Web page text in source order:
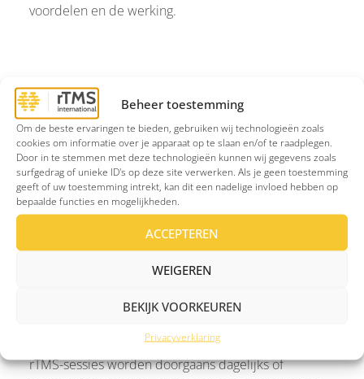
Beheer toestemming
Om de beste ervaringen te bieden, gebruiken wij technologieën zoals
cookies om informatie over je apparaat op te slaan en/of te raadplegen.
Door in te stemmen met deze technologieën kunnen wij gegevens zoals
surfgedrag of unieke ID's op deze site verwerken. Als je geen toestemming
geeft of uw toestemming intrekt, kan dit een nadelige invloed hebben op
bepaalde functies en mogelijkheden.
ACCEPTEREN
WEIGEREN
BEKIJK VOORKEUREN
Privacyverklaring
voordelen en de werking.
Hoe werkt rTMS?
Tijdens een rTMS-sessie wordt een spoel op het
hoofd geplaatst, meestal boven de prefrontale
cortex, een gebied dat een belangrijke rol speelt bij
stemmingsregulatie. Deze spoel genereert korte
magnetische pulsen die kleine, elektrische
hersengebieden. Hierdoor kan de activiteit in deze
gebieden worden verhoogd of juist genormaliseerd,
richt zich specifiek op hersengebieden die uit balans
rTMS-sessies worden doorgaans dagelijks of